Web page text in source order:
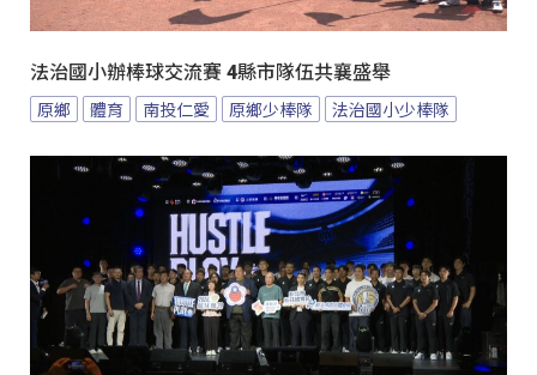
法治國小辦棒球交流賽 4縣市隊伍共襄盛舉
原鄉 體育 南投仁愛 原鄉少棒隊 法治國小少棒隊